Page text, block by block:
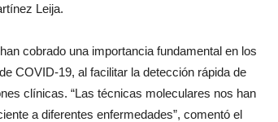
Leija.
cobrado una importancia fundamental en los
COVID-19, al facilitar la detección rápida de
clínicas. “Las técnicas moleculares nos han
a diferentes enfermedades”, comentó el